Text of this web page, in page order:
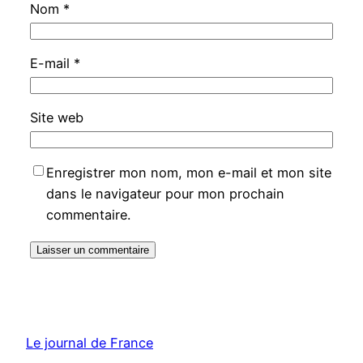
Nom *
E-mail *
Site web
Enregistrer mon nom, mon e-mail et mon site
dans le navigateur pour mon prochain
commentaire.
Le journal de France